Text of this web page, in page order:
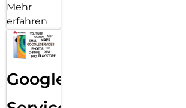
Mehr
erfahren
Google